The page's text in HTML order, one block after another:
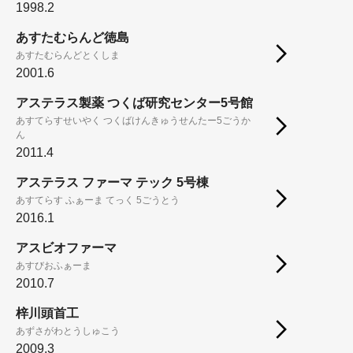
1998.2
あすたむらんど徳島
あすたむらんどとくしま
2001.6
アステラス製薬 つくば研究センター5号館
あすてらすせいやく つくばけんきゅうせんたー5ごうか
ん
2011.4
アステラス ファーマ テック 5号棟
あすてらす ふぁーま てっく 5ごうとう
2016.1
アスビオファーマ
あすびおふぁーま
2010.7
梓川頭首工
あずさがわとうしゅこう
2009.3